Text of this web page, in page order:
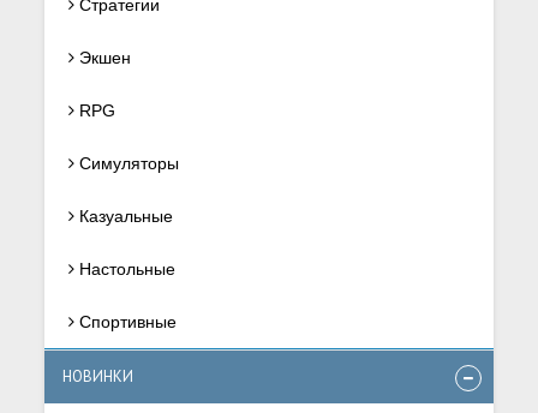
Стратегии
Экшен
RPG
Симуляторы
Казуальные
Настольные
Спортивные
НОВИНКИ